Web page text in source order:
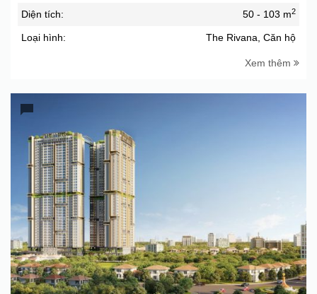
Diện tích: 50 - 103 m2
Loại hình: The Rivana, Căn hộ
Xem thêm